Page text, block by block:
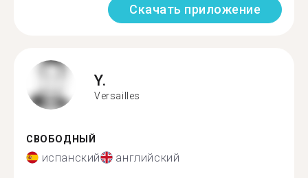
Скачать приложение
Y.
Versailles
СВОБОДНЫЙ
испанский английский